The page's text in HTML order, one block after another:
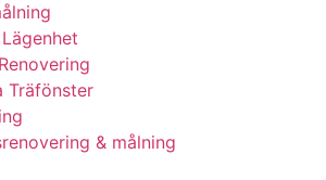
Träfönster
& målning